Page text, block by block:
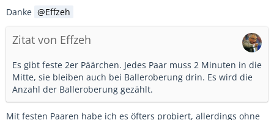
Danke Effzeh
Zitat von Effzeh
Es gibt feste 2er Päärchen. Jedes Paar muss 2 Minuten in die
Mitte, sie bleiben auch bei Balleroberung drin. Es wird die
Anzahl der Balleroberung gezählt.
Mit festen Paaren habe ich es öfters probiert, allerdings ohne